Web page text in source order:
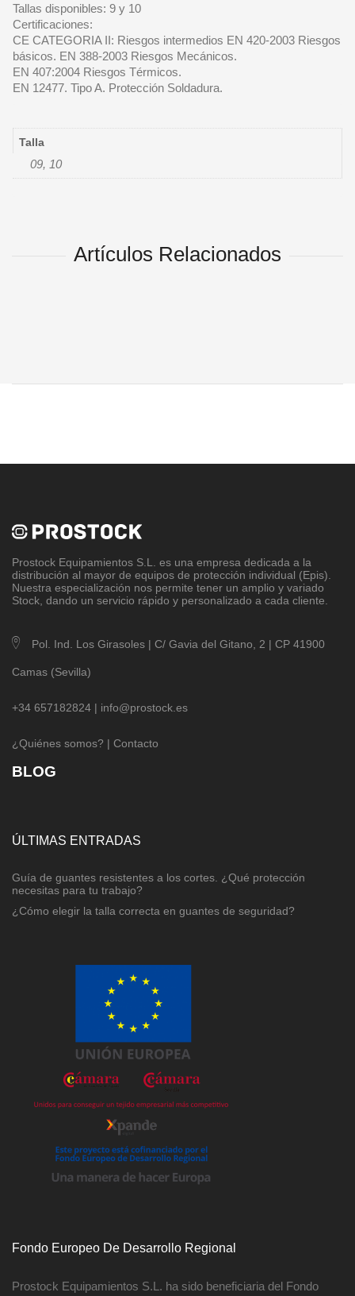
Tallas disponibles: 9 y 10
Certificaciones:
CE CATEGORIA II: Riesgos intermedios EN 420-2003 Riesgos
básicos. EN 388-2003 Riesgos Mecánicos.
EN 407:2004 Riesgos Térmicos.
EN 12477. Tipo A. Protección Soldadura.
Talla
09, 10
Artículos Relacionados
Prostock Equipamientos S.L. es una empresa dedicada a la
distribución al mayor de equipos de protección individual (Epis).
Nuestra especialización nos permite tener un amplio y variado
Stock, dando un servicio rápido y personalizado a cada cliente.
Pol. Ind. Los Girasoles | C/ Gavia del Gitano, 2 | CP 41900
Camas (Sevilla)
+34 657182824 | info@prostock.es
¿Quiénes somos? | Contacto
BLOG
ÚLTIMAS ENTRADAS
Guía de guantes resistentes a los cortes. ¿Qué protección
necesitas para tu trabajo?
¿Cómo elegir la talla correcta en guantes de seguridad?
Fondo Europeo De Desarrollo Regional
Prostock Equipamientos S.L. ha sido beneficiaria del Fondo